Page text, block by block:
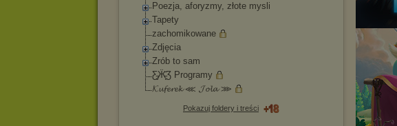
Poezja, aforyzmy, złote mysli
Tapety
zachomikowane
Zdjęcia
Zrób to sam
Ƹ̵̡Ӝ̵̨̄Ʒ Programy
𝓚𝓾𝓯𝓮𝓻𝓮𝓴 ⋘ 𝓙𝓸𝓵𝓪 ⋙
Pokazuj foldery i treści